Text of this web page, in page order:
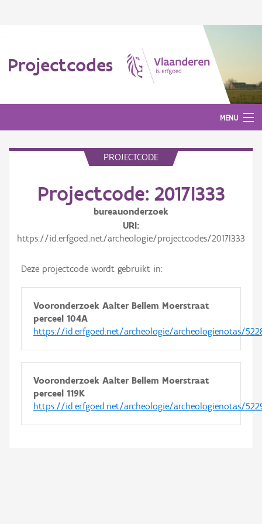
Projectcodes
MENU
PROJECTCODE
Projectcode: 2017I333
bureauonderzoek
URI
https://id.erfgoed.net/archeologie/projectcodes/2017I333
Deze projectcode wordt gebruikt in:
Vooronderzoek Aalter Bellem Moerstraat
perceel 104A
https://id.erfgoed.net/archeologie/archeologienotas/
Vooronderzoek Aalter Bellem Moerstraat
perceel 119K
https://id.erfgoed.net/archeologie/archeologienotas/